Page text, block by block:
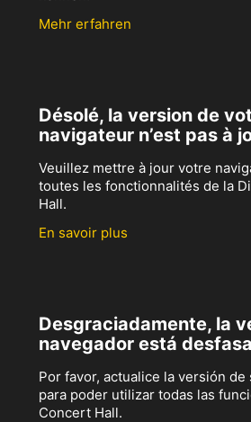
Mehr erfahren
Désolé, la version de
navigateur n’est pas à
Veuillez mettre à jour votre
toutes les fonctionnalités de la
Hall.
En savoir plus
Desgraciadamente, la
navegador está
Por favor, actualice la versión de
para poder utilizar todas las
Concert Hall.